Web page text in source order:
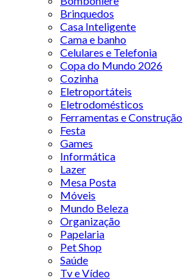
Brinquedos
Casa Inteligente
Cama e banho
Celulares e Telefonia
Copa do Mundo 2026
Cozinha
Eletroportáteis
Eletrodomésticos
Ferramentas e Construção
Festa
Games
Informática
Lazer
Mesa Posta
Móveis
Mundo Beleza
Organização
Papelaria
Pet Shop
Saúde
Tv e Vídeo